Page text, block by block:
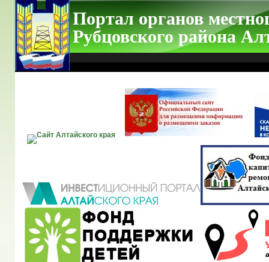
Портал органов
Рубцовского района